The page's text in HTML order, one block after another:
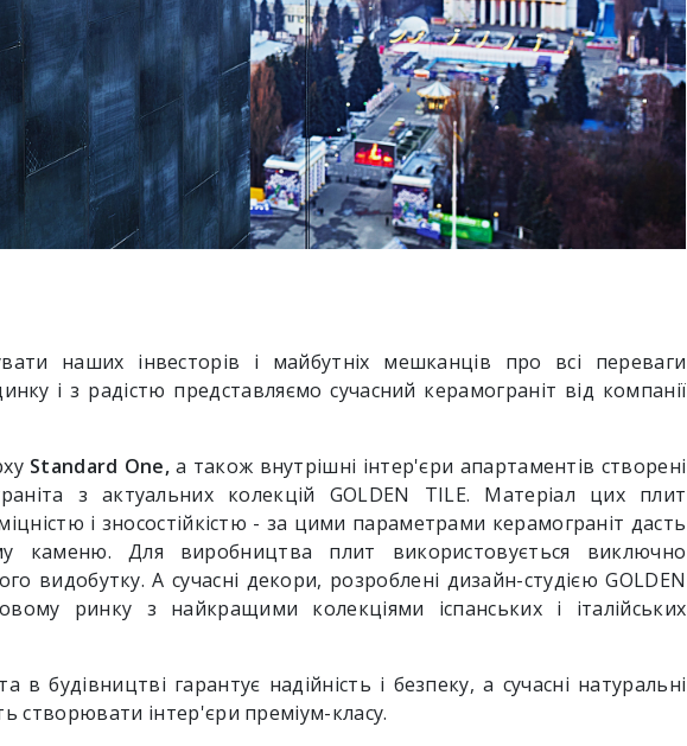
наших інвесторів і майбутніх мешканців про всі переваги
і з радістю представляємо сучасний керамограніт від компанії
Standard One, а також внутрішні інтер'єри апартаментів створені
з актуальних колекцій GOLDEN TILE. Матеріал цих плит
і зносостійкістю - за цими параметрами керамограніт дасть
каменю. Для виробництва плит використовується виключно
видобутку. А сучасні декори, розроблені дизайн-студією GOLDEN
ринку з найкращими колекціями іспанських і італійських
в будівництві гарантує надійність і безпеку, а сучасні натуральні
створювати інтер'єри преміум-класу.